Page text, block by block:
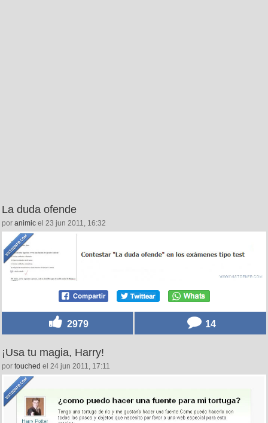
La duda ofende
por animic el 23 jun 2011, 16:32
2979 14
¡Usa tu magia, Harry!
por touched el 24 jun 2011, 17:11